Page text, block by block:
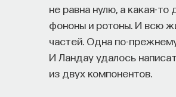
не равна нулю, а какая-
фононы и ротоны. И всю
частей. Одна по-
И Ландау удалось
из двух компонентов.